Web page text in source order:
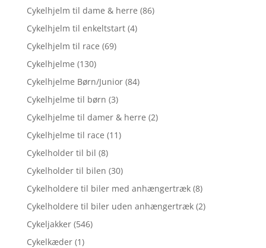
Cykelhjelm til dame & herre (86)
Cykelhjelm til enkeltstart (4)
Cykelhjelm til race (69)
Cykelhjelme (130)
Cykelhjelme Børn/Junior (84)
Cykelhjelme til børn (3)
Cykelhjelme til damer & herre (2)
Cykelhjelme til race (11)
Cykelholder til bil (8)
Cykelholder til bilen (30)
Cykelholdere til biler med anhængertræk (8)
Cykelholdere til biler uden anhængertræk (2)
Cykeljakker (546)
Cykelkæder (1)